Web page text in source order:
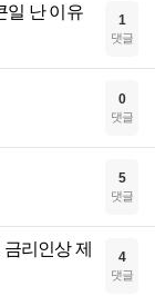
일 난 이유 1
댓글
0
댓글
5
댓글
리인상 제
4
댓글